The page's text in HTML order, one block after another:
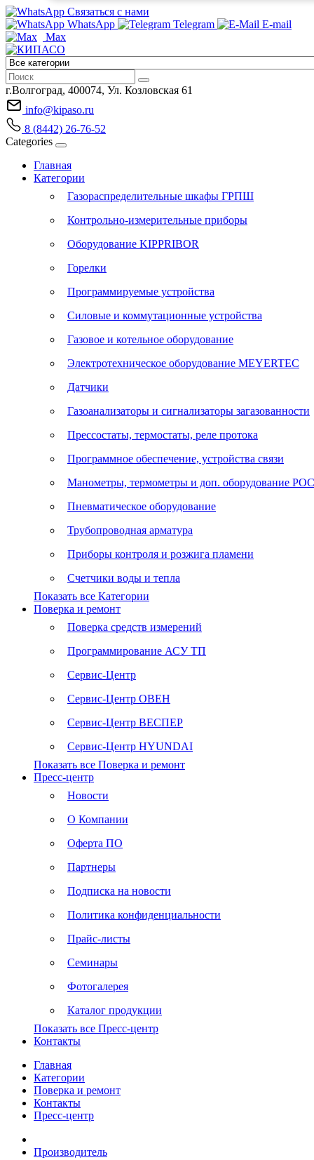
Связаться с нами
WhatsApp
Telegram
E-mail
Max
г.Волгоград, 400074, Ул. Козловская 61
info@kipaso.ru
8 (8442) 26-76-52
Categories
Главная
Категории
Газораспределительные шкафы ГРПШ
Контрольно-измерительные приборы
Оборудование KIPPRIBOR
Горелки
Программируемые устройства
Силовые и коммутационные устройства
Газовое и котельное оборудование
Электротехническое оборудование MEYERTEC
Датчики
Газоанализаторы и сигнализаторы загазованности
Прессостаты, термостаты, реле протока
Программное обеспечение, устройства связи
Манометры, термометры и доп. оборудование
Пневматическое оборудование
Трубопроводная арматура
Приборы контроля и розжига пламени
Счетчики воды и тепла
Показать все Категории
Поверка и ремонт
Поверка средств измерений
Программирование АСУ ТП
Сервис-Центр
Сервис-Центр ОВЕН
Сервис-Центр ВЕСПЕР
Сервис-Центр HYUNDAI
Показать все Поверка и ремонт
Пресс-центр
Новости
О Компании
Оферта ПО
Партнеры
Подписка на новости
Политика конфиденциальности
Прайс-листы
Семинары
Фотогалерея
Каталог продукции
Показать все Пресс-центр
Контакты
Главная
Категории
Поверка и ремонт
Контакты
Пресс-центр
Производитель